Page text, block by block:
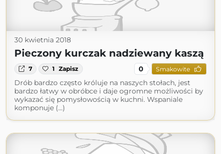
30 kwietnia 2018
Pieczony kurczak nadziewany kaszą
7 1 Zapisz 0 Smakowite
Drób bardzo często króluje na naszych stołach, jest
bardzo łatwy w obróbce i daje ogromne możliwości by
wykazać się pomysłowością w kuchni. Wspaniale
komponuje (...)